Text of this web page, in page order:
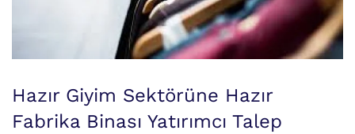
Hazır Giyim Sektörüne Hazır
Fabrika Binası Yatırımcı Talep